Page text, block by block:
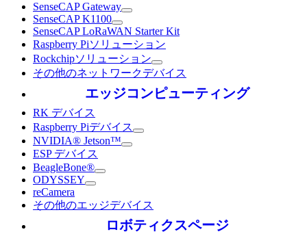
SenseCAP Gateway
SenseCAP K1100
SenseCAP LoRaWAN Starter Kit
Raspberry Piソリューション
Rockchipソリューション
その他のネットワークデバイス
エッジコンピューティング
RK デバイス
Raspberry Piデバイス
NVIDIA® Jetson™
ESP デバイス
BeagleBone®
ODYSSEY
reCamera
その他のエッジデバイス
ロボティクスページ